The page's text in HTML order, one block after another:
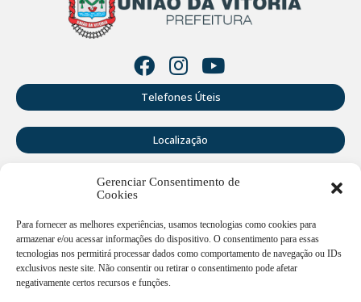
Gerenciar Consentimento de
Cookies
Para fornecer as melhores experiências, usamos tecnologias como cookies para
armazenar e/ou acessar informações do dispositivo. O consentimento para essas
tecnologias nos permitirá processar dados como comportamento de navegação ou IDs
exclusivos neste site. Não consentir ou retirar o consentimento pode afetar
negativamente certos recursos e funções.
Telefones Úteis
Localização
Perguntas Frequentes
Webmail
Rua Doutor Cruz Machado, 205 - Centro - União da Vitória -
PR